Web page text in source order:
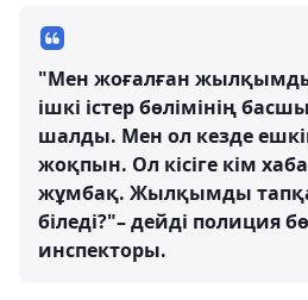
"Мен жоғалған
ішкі істер бөлімінің
шалды. Мен ол кезде
жоқпын. Ол кісіге кім
жұмбақ. Жылқымды
біледі?"– дейді полиция
инспекторы.